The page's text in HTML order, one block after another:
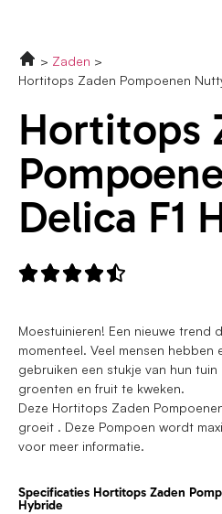
Zaden
Hortitops Zaden Pompoenen
Hortitops
Delica F1

Moestuinieren! Een nieuwe trend
momenteel. Veel mensen hebben
gebruiken een stukje van hun
groenten en fruit te kweken.
Deze Hortitops Zaden
groeit . Deze Pompoen wordt
voor meer informatie.
Specificaties Hortitops Zaden
Hybride